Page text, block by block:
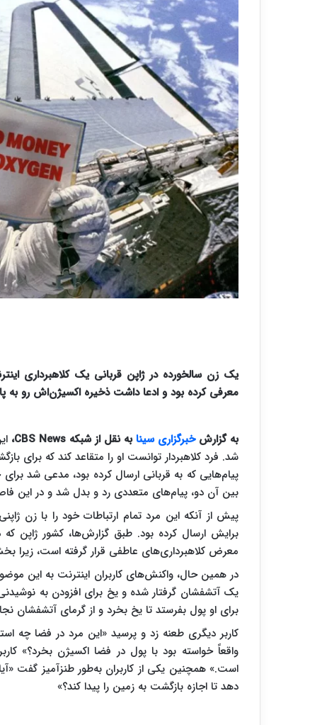
یک زن سالخورده در ژاپن قربانی یک کلاهبرداری
معرفی کرده بود و ادعا داشت ذخیره اکسیژن‌اش رو به
به گزارش خبرگزاری سینابه نقل از شبکه CBS News،
شد. فرد کلاهبردار توانست او را متقاعد کند که
پیام‌هایی که به قربانی ارسال کرده بود، مدعی شد
بین آن دو، پیام‌های متعددی رد و بدل شد و در این
برایش ارسال کرده بود. طبق گزارش‌ها، کشور ژاپن
معرض کلاهبرداری‌های عاطفی قرار گرفته است، زیرا
در همین حال، واکنش‌های کاربران اینترنت به این
یک آتشفشان گرفتار شده و یخ برای افزودن به
برای او پول بفرستد تا یخ بخرد و از گرمای آتشفشان
کاربر دیگری طعنه زد و پرسید «این مرد در فضا چه
واقعاً خواسته بود با پول در فضا اکسیژن بخرد؟»
است.» همچنین یکی از کاربران به‌طور طنزآمیز گفت
دهد تا اجازه بازگشت به زمین را پیدا کند؟»